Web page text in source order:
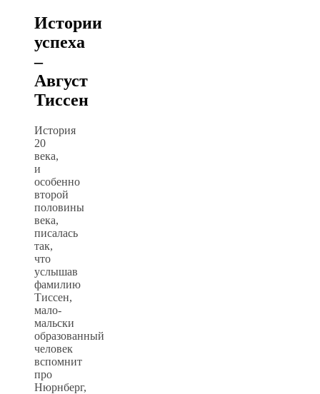
Истории
успеха
–
Август
Тиссен
История
20
века,
и
особенно
второй
половины
века,
писалась
так,
что
услышав
фамилию
Тиссен,
мало-
мальски
образованный
человек
вспомнит
про
Нюрнберг,